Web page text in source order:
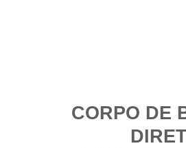
CORPO DE